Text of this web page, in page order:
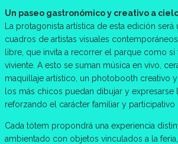
Un paseo gastronómico y creativo a
La protagonista artística de esta edición
cuadros de artistas visuales
libre, que invita a recorrer el parque como si
viviente. A esto se suman música en vivo,
maquillaje artístico, un photobooth creativo
los más chicos puedan dibujar y expresarse
reforzando el carácter familiar y participativo
Cada tótem propondrá una experiencia
ambientado con objetos vinculados a la